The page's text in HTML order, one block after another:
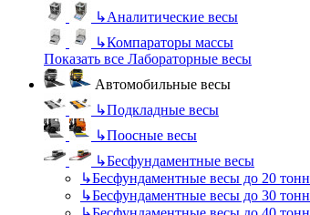
↳Аналитические весы
↳Компараторы массы
Показать все Лабораторные весы
Автомобильные весы
↳Подкладные весы
↳Поосные весы
↳Бесфундаментные весы
↳Бесфундаментные весы до 20 тонн
↳Бесфундаментные весы до 30 тонн